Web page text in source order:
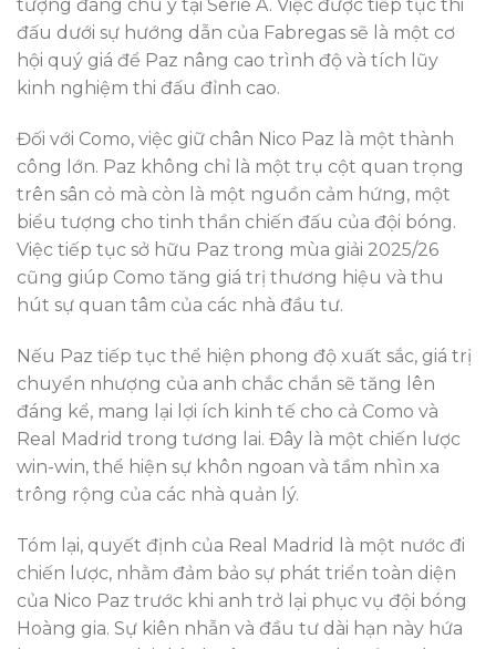
tượng đáng chú ý tại Serie A. Việc được tiếp tục thi
đấu dưới sự hướng dẫn của Fabregas sẽ là một cơ
hội quý giá để Paz nâng cao trình độ và tích lũy
kinh nghiệm thi đấu đỉnh cao.
Đối với Como, việc giữ chân Nico Paz là một thành
công lớn. Paz không chỉ là một trụ cột quan trọng
trên sân cỏ mà còn là một nguồn cảm hứng, một
biểu tượng cho tinh thần chiến đấu của đội bóng.
Việc tiếp tục sở hữu Paz trong mùa giải 2025/26
cũng giúp Como tăng giá trị thương hiệu và thu
hút sự quan tâm của các nhà đầu tư.
Nếu Paz tiếp tục thể hiện phong độ xuất sắc, giá trị
chuyển nhượng của anh chắc chắn sẽ tăng lên
đáng kể, mang lại lợi ích kinh tế cho cả Como và
Real Madrid trong tương lai. Đây là một chiến lược
win-win, thể hiện sự khôn ngoan và tầm nhìn xa
trông rộng của các nhà quản lý.
Tóm lại, quyết định của Real Madrid là một nước đi
chiến lược, nhằm đảm bảo sự phát triển toàn diện
của Nico Paz trước khi anh trở lại phục vụ đội bóng
Hoàng gia. Sự kiên nhẫn và đầu tư dài hạn này hứa